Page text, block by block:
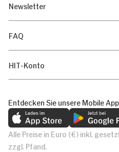
Newsletter
FAQ
HIT-Konto
Entdecken Sie unsere Mobile App
Alle Preise in Euro (€) inkl.
zzgl. Pfand.